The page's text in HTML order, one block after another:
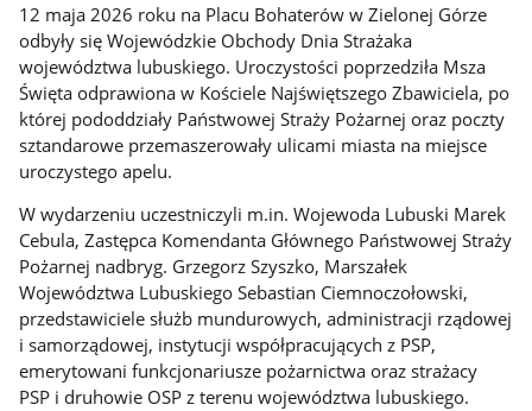
12 maja 2026 roku na Placu Bohaterów w Zielonej Górze
odbyły się Wojewódzkie Obchody Dnia Strażaka
województwa lubuskiego. Uroczystości poprzedziła Msza
Święta odprawiona w Kościele Najświętszego Zbawiciela, po
której pododdziały Państwowej Straży Pożarnej oraz poczty
sztandarowe przemaszerowały ulicami miasta na miejsce
uroczystego apelu.
W wydarzeniu uczestniczyli m.in. Wojewoda Lubuski Marek
Cebula, Zastępca Komendanta Głównego Państwowej Straży
Pożarnej nadbryg. Grzegorz Szyszko, Marszałek
Województwa Lubuskiego Sebastian Ciemnoczołowski,
przedstawiciele służb mundurowych, administracji rządowej
i samorządowej, instytucji współpracujących z PSP,
emerytowani funkcjonariusze pożarnictwa oraz strażacy
PSP i druhowie OSP z terenu województwa lubuskiego.